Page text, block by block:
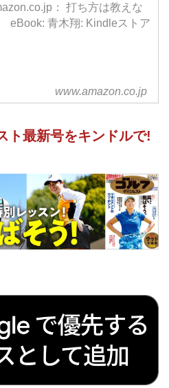
もを育てる上でも役立ちま
： 打ち方は教えな
eBook: 青木翔: Kindleストア
www.amazon.co.jp
ト最新号をキンドルで!